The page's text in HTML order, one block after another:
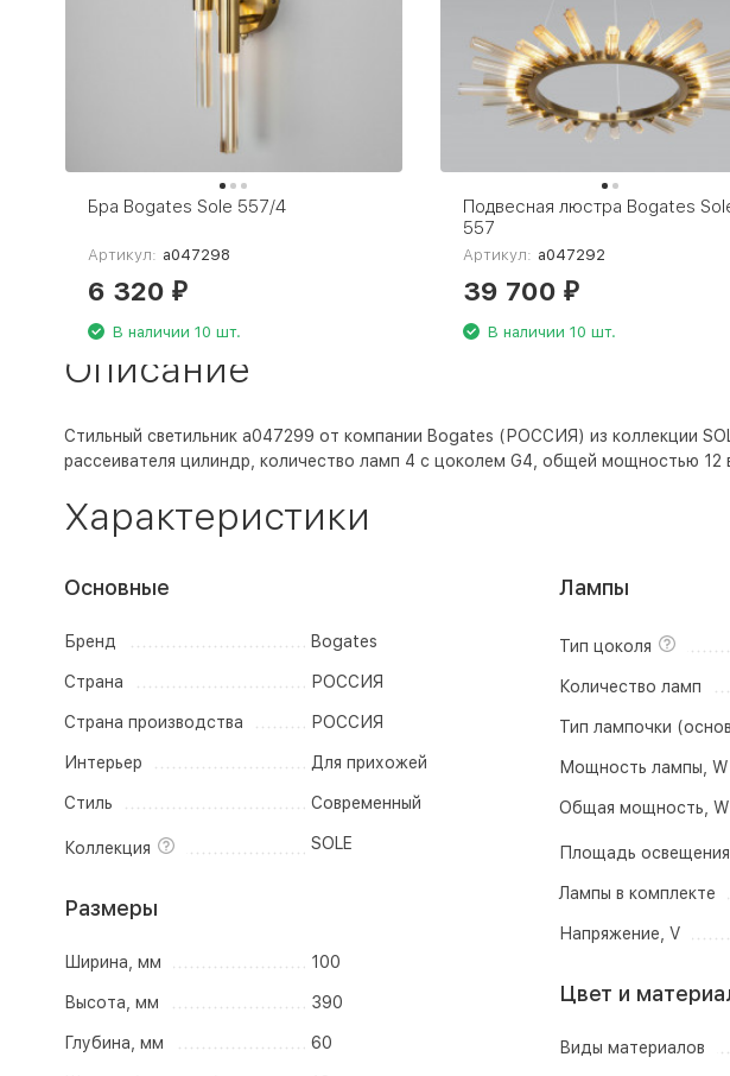
Бра Bogates Sole 557/4
Артикул: a047298
6 320 ₽
В наличии 10 шт.
Подвесная люстра Bogates
557
Артикул: a047292
39 700₽
В наличии 10 шт.
Описание
Стильный светильник a047299 от компании Bogates (РОССИЯ) из коллекции
рассеивателя цилиндр, количество ламп 4 с цоколем G4, общей мощностью 12
Характеристики
Основные
Бренд Bogates
Страна РОССИЯ
Страна производства РОССИЯ
Интерьер Для прихожей
Стиль Современный
Коллекция SOLE
Размеры
Ширина, мм 100
Высота, мм 390
Глубина, мм 60
Лампы
Тип цоколя
Количество ламп
Тип лампочки
Мощность лампы, W
Общая мощность, W
Площадь
Лампы в комплекте
Напряжение, V
Цвет и
Виды материалов